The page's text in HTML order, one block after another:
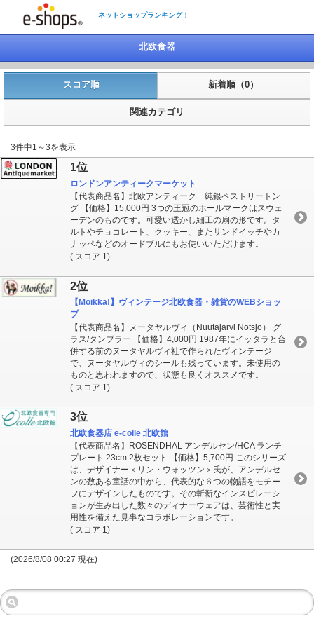
ネットショップランキング！
北欧食器
スコア順 新着順（0）
関連カテゴリ
3件中1～3を表示
1位
ロンドンアンティークマーケット
【代表商品名】北欧アンティーク 純銀ペストリートン
グ 【価格】15,000円 3つの王冠のホールマークはスウェ
ーデンのものです。可愛い透かし細工の扇の形です。タ
ルトやチョコレート、クッキー、またサンドイッチやカ
ナッペなどのオードブルにもお使いいただけます。
( スコア 1)
2位
【Moikka!】ヴィンテージ北欧食器・雑貨のWEBショッ
プ
【代表商品名】ヌータヤルヴィ（Nuutajarvi Notsjo） グ
ラス/タンブラー 【価格】4,000円 1987年にイッタラと合
併する前のヌータヤルヴィ社で作られたヴィンテージ
で、ヌータヤルヴィのシールも残っています。未使用の
ものと思われますので、状態も良くオススメです。
( スコア 1)
3位
北欧食器店 e-colle 北欧館
【代表商品名】ROSENDHAL アンデルセン/HCA ランチ
プレート 23cm 2枚セット 【価格】5,700円 このシリーズ
は、デザイナー＜リン・ウォッツン＞氏が、アンデルセ
ンの数ある童話の中から、代表的な６つの物語をモチー
フにデザインしたものです。その斬新なインスピレーシ
ョンが生み出した数々のディナーウェアは、芸術性と実
用性を備えた見事なコラボレーションです。
( スコア 1)
(2026/8/08 00:27 現在)